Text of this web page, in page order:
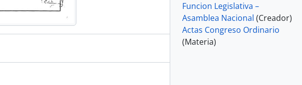
Funcion Legislativa –
Asamblea Nacional (Creador)
Actas Congreso Ordinario
(Materia)